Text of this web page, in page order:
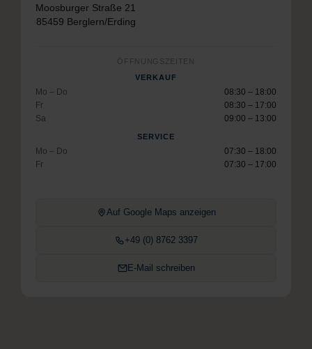
Moosburger Straße 21
85459 Berglern/Erding
ÖFFNUNGSZEITEN
VERKAUF
Mo – Do
08:30 – 18:00
Fr
08:30 – 17:00
Sa
09:00 – 13:00
SERVICE
Mo – Do
07:30 – 18:00
Fr
07:30 – 17:00
Auf Google Maps anzeigen
+49 (0) 8762 3397
E-Mail schreiben